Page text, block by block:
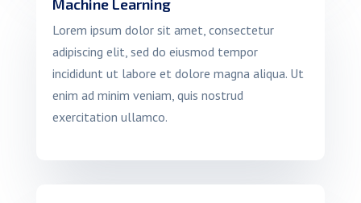
Machine Learning
Lorem ipsum dolor sit amet, consectetur
adipiscing elit, sed do eiusmod tempor
incididunt ut labore et dolore magna aliqua. Ut
enim ad minim veniam, quis nostrud
exercitation ullamco.